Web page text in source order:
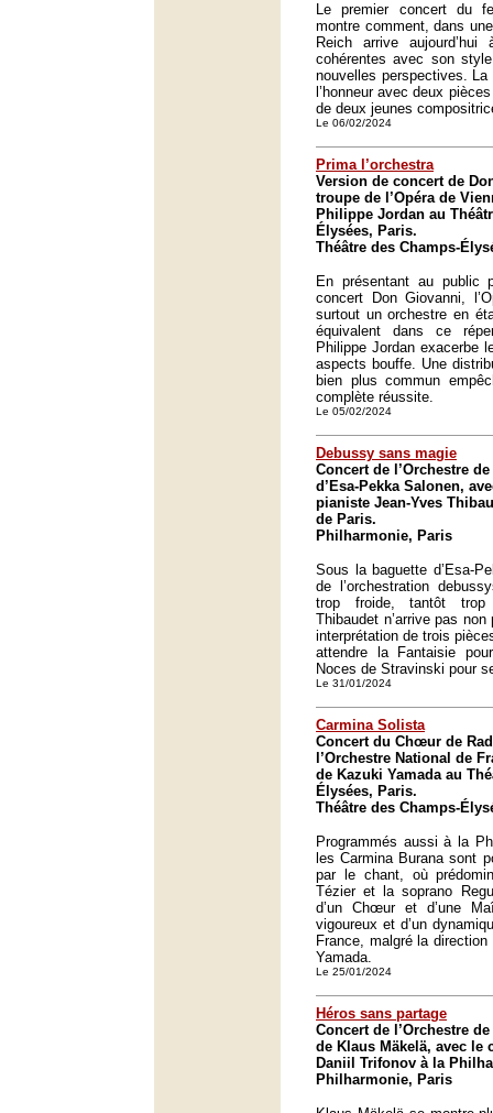
Le premier concert du
montre comment, dans
Reich arrive
cohérentes avec son
nouvelles perspectives.
l’honneur avec deux
de deux jeunes
Le 06/02/2024
Prima l’orchestra
Version de concert de
troupe de l’Opéra de
Philippe Jordan au
Élysées, Paris.
Théâtre des Champs-
En présentant au public
concert Don Giovanni,
surtout un orchestre en
équivalent dans ce
Philippe Jordan exacerbe
aspects bouffe. Une
bien plus commun
complète réussite.
Le 05/02/2024
Debussy sans magie
Concert de l’Orchestre
d’Esa-Pekka Salonen,
pianiste Jean-Yves
de Paris.
Philharmonie, Paris
Sous la baguette d’Esa-
de l’orchestration
trop froide, tantôt trop
Thibaudet n’arrive pas
interprétation de trois
attendre la Fantaisie
Noces de Stravinski pour
Le 31/01/2024
Carmina Solista
Concert du Chœur de
l’Orchestre National de
de Kazuki Yamada au
Élysées, Paris.
Théâtre des Champs-
Programmés aussi à la
les Carmina Burana sont
par le chant, où
Tézier et la soprano
d’un Chœur et d’une
vigoureux et d’un
France, malgré la
Yamada.
Le 25/01/2024
Héros sans partage
Concert de l’Orchestre
de Klaus Mäkelä, avec le
Daniil Trifonov à la
Philharmonie, Paris